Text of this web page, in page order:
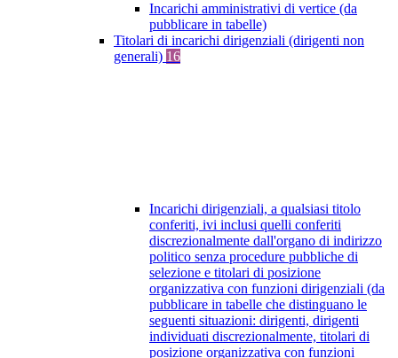
Incarichi amministrativi di vertice (da
pubblicare in tabelle)
Titolari di incarichi dirigenziali (dirigenti non
generali) 16
Incarichi dirigenziali, a qualsiasi titolo
conferiti, ivi inclusi quelli conferiti
discrezionalmente dall'organo di indirizzo
politico senza procedure pubbliche di
selezione e titolari di posizione
organizzativa con funzioni dirigenziali (da
pubblicare in tabelle che distinguano le
seguenti situazioni: dirigenti, dirigenti
individuati discrezionalmente, titolari di
posizione organizzativa con funzioni